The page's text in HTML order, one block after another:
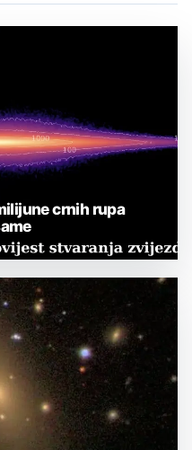
crnih rupa